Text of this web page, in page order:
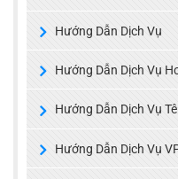
Hướng Dẫn Dịch Vụ
Hướng Dẫn Dịch Vụ
Hướng Dẫn Dịch Vụ
Hướng Dẫn Dịch Vụ